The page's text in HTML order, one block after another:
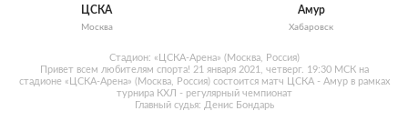
ЦСКА
Москва
Амур
Хабаровск
Стадион: «ЦСКА-Арена» (Москва, Россия)
Привет всем любителям спорта! 21 января 2021, четверг. 19:30 МСК на
стадионе «ЦСКА-Арена» (Москва, Россия) состоится матч ЦСКА - Амур в рамках
турнира КХЛ - регулярный чемпионат
Главный судья: Денис Бондарь